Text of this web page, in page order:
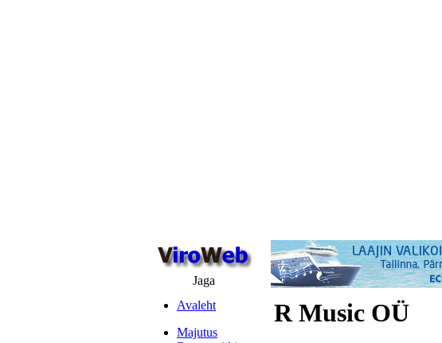
Jaga
Avaleht
Majutus
R Music OÜ